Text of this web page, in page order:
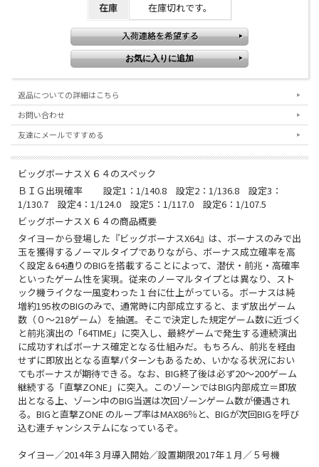
在庫 在庫切れです。
返品についての詳細はこちら
お問い合わせ
友達にメールですすめる
ビッグボーナスＸ６４のスペック
ＢＩＧ出現確率 設定1：1/140.8 設定2：1/136.8 設定3：
1/130.7 設定4：1/124.0 設定5：1/117.0 設定6：1/107.5
ビッグボーナスＸ６４の商品概要
タイヨーから登場した『ビッグボーナスX64』は、ボーナスのみで出
玉を獲得するノーマルタイプでありながら、ボーナス成立確率を高
く設定＆64通りのBIGを搭載することによって、潜伏・前兆・高確率
といったゲーム性を実現。従来のノーマルタイプとは異なり、スト
ック機ライクな一風変わった１台に仕上がっている。ボーナスは純
増約195枚のBIGのみで、通常時に内部成立すると、まず放出ゲーム
数（０～218ゲーム）を抽選。そこで決定した規定ゲーム数に近づく
と前兆演出の「64TIME」に突入し、最終ゲームで発生する連続演出
に成功すればボーナス確定となる仕組みだ。もちろん、前兆を経由
せずに即放出となる直撃パターンもあるため、いかなる状況におい
てもボーナスが期待できる。なお、BIG終了後は必ず20～200ゲーム
継続する「直撃ZONE」に突入。このゾーンではBIG内部成立＝即放
出となる上、ゾーン中のBIG当選は次回ゾーンゲーム数が優遇され
る。BIGと直撃ZONE のループ率はMAX86％と、BIGが次回BIGを呼び
込む連チャンシステムになっているぞ。
タイヨー／2014年３月導入開始／設置期限2017年１月／５号機